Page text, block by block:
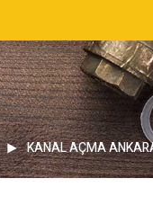
KANAL AÇMA